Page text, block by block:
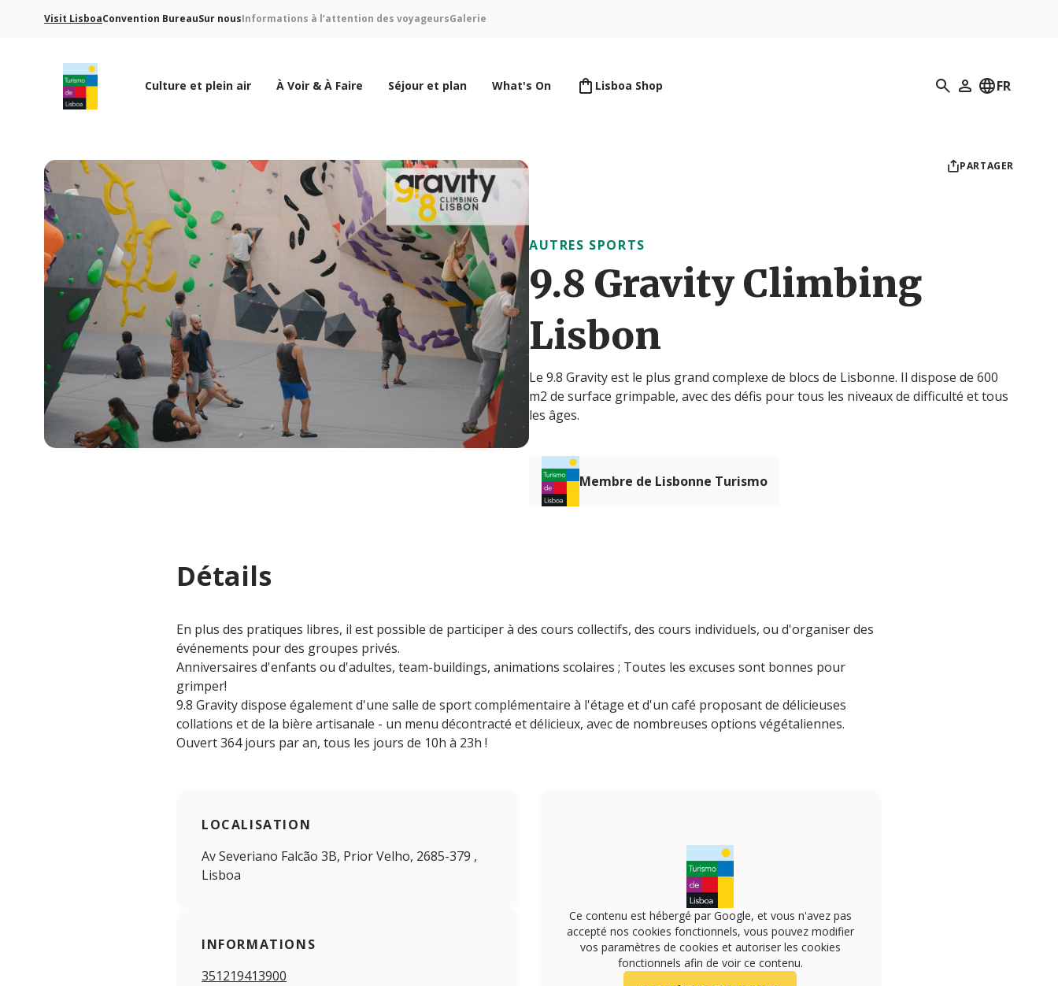
Visit LisboaConvention BureauSur nousInformations à l’attention des voyageursGalerie
Culture et plein air À Voir & À Faire Séjour et plan What's On Lisboa Shop Recherche
Mon profil
FR
PARTAGER
AUTRES SPORTS
9.8 Gravity Climbing
Lisbon
Le 9.8 Gravity est le plus grand complexe de blocs de Lisbonne. Il dispose de 600
m2 de surface grimpable, avec des défis pour tous les niveaux de difficulté et tous
les âges.
Membre de Lisbonne Turismo
Détails
En plus des pratiques libres, il est possible de participer à des cours collectifs, des cours individuels, ou d'organiser des
événements pour des groupes privés.
Anniversaires d'enfants ou d'adultes, team-buildings, animations scolaires ; Toutes les excuses sont bonnes pour
grimper!
9.8 Gravity dispose également d'une salle de sport complémentaire à l'étage et d'un café proposant de délicieuses
collations et de la bière artisanale - un menu décontracté et délicieux, avec de nombreuses options végétaliennes.
Ouvert 364 jours par an, tous les jours de 10h à 23h !
LOCALISATION
Av Severiano Falcão 3B, Prior Velho, 2685-379 ,
Lisboa
INFORMATIONS
351219413900
Ce contenu est hébergé par Google, et vous n'avez pas
accepté nos cookies fonctionnels, vous pouvez modifier
vos paramètres de cookies et autoriser les cookies
fonctionnels afin de voir ce contenu.